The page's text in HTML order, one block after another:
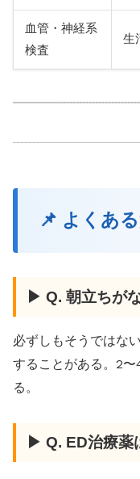
血管・神経系
検査
生
📌 よくあ
▶ Q. 朝立ちが
必ずしもそうではな
することがある。2
る。
▶ Q. ED治療薬